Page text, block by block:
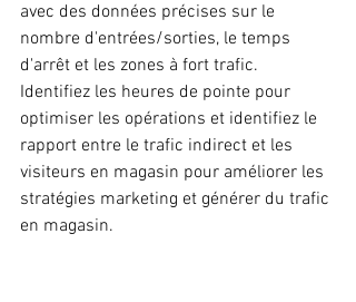
avec des données précises sur le
nombre d'entrées/sorties, le temps
d'arrêt et les zones à fort trafic.
Identifiez les heures de pointe pour
optimiser les opérations et identifiez le
rapport entre le trafic indirect et les
visiteurs en magasin pour améliorer les
stratégies marketing et générer du trafic
en magasin.